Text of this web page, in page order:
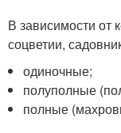
В зависимости от
соцветии,
одиночные;
полуполные
полные